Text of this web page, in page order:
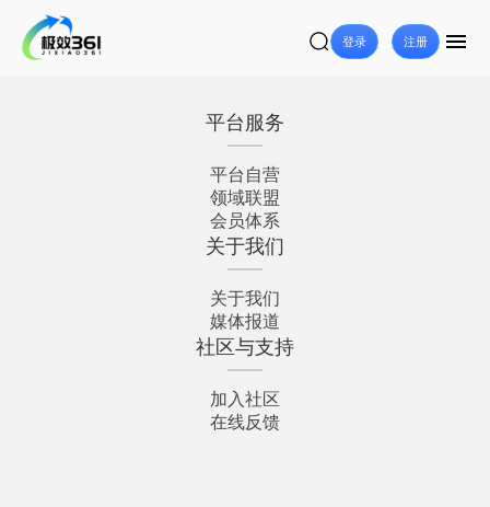
登录 注册
平台服务
平台自营
领域联盟
会员体系
关于我们
关于我们
媒体报道
社区与支持
加入社区
在线反馈